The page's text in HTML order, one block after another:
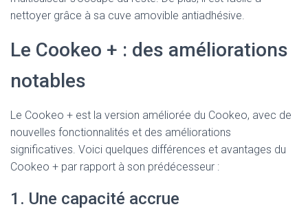
nettoyer grâce à sa cuve amovible antiadhésive.
Le Cookeo + : des améliorations
notables
Le Cookeo + est la version améliorée du Cookeo, avec de
nouvelles fonctionnalités et des améliorations
significatives. Voici quelques différences et avantages du
Cookeo + par rapport à son prédécesseur :
1. Une capacité accrue